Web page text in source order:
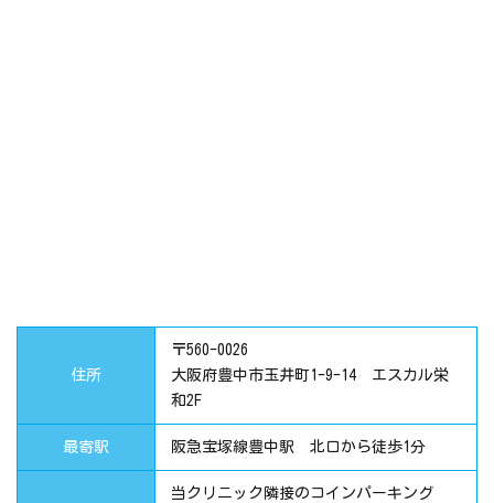
住所
〒560-0026
大阪府豊中市玉井町1-9-14 エスカル栄
和2F
最寄駅 阪急宝塚線豊中駅 北口から徒歩1分
当クリニック隣接のコインパーキング